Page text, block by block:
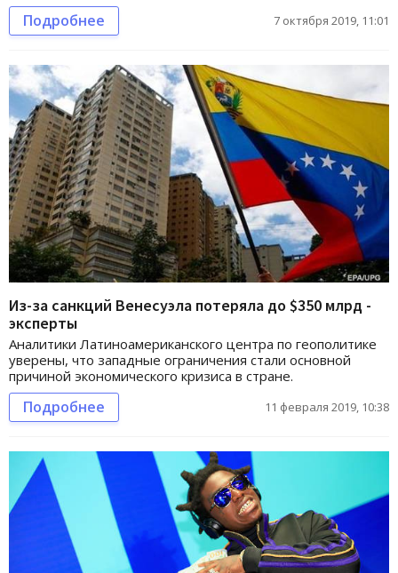
Подробнее 7 октября 2019, 11:01
Из-за санкций Венесуэла потеряла до $350 млрд -
эксперты
Аналитики Латиноамериканского центра по геополитике
уверены, что западные ограничения стали основной
причиной экономического кризиса в стране.
Подробнее 11 февраля 2019, 10:38